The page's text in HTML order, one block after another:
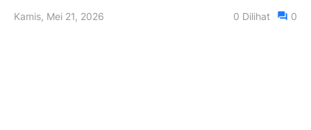
Kamis, Mei 21, 2026 0 Dilihat 0